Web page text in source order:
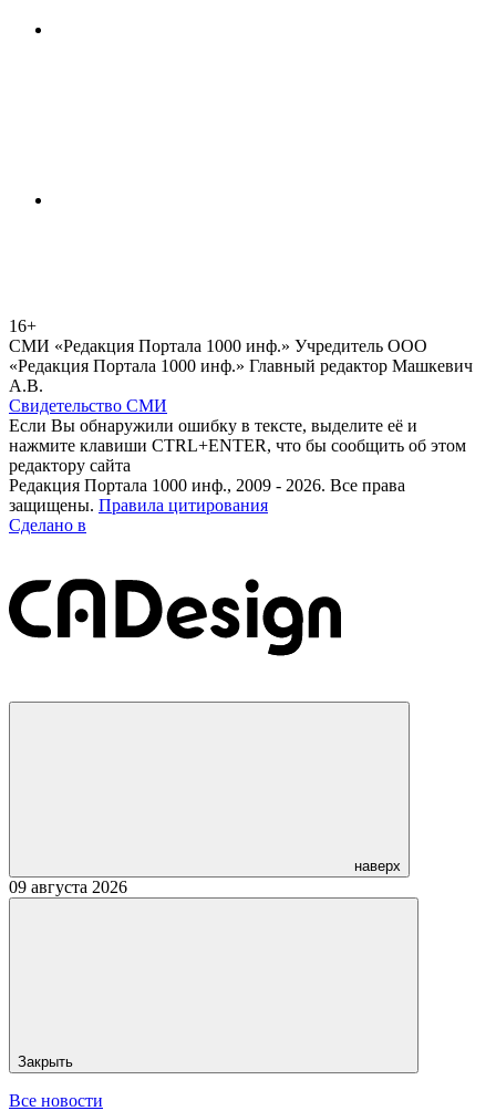
16+
СМИ «Редакция Портала 1000 инф.» Учредитель ООО
«Редакция Портала 1000 инф.» Главный редактор Машкевич
А.В.
Свидетельство СМИ
Если Вы обнаружили ошибку в тексте, выделите её и
нажмите клавиши CTRL+ENTER, что бы сообщить об этом
редактору сайта
Редакция Портала 1000 инф., 2009 - 2026. Все права
защищены. Правила цитирования
Сделано в
наверх
09 августа 2026
Закрыть
Все новости